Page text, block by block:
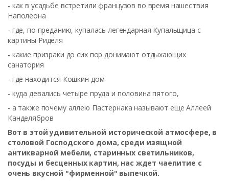
- как в усадьбе встретили французов во время нашествия
Наполеона
- где, по преданию, купалась легендарная Купальщица с
картины Риделя
- какие призраки до сих пор донимают отдыхающих
санатория
- где находится Кошкин дом
- куда девались четыре пруда и половина пятого,
- а также почему аллею Пастернака называют еще Аллеей
Канделябров
Вот в этой удивительной исторической атмосфере, в
столовой Господского дома, среди изящной
антикварной мебели, старинных светильников,
посуды и бесценных картин, нас ждет чаепитие с
очень вкусной "фирменной" выпечкой.